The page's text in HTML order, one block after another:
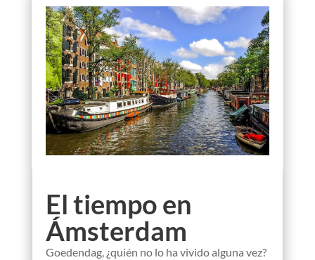
El tiempo en
Ámsterdam
Goedendag, ¿quién no lo ha vivido alguna vez?